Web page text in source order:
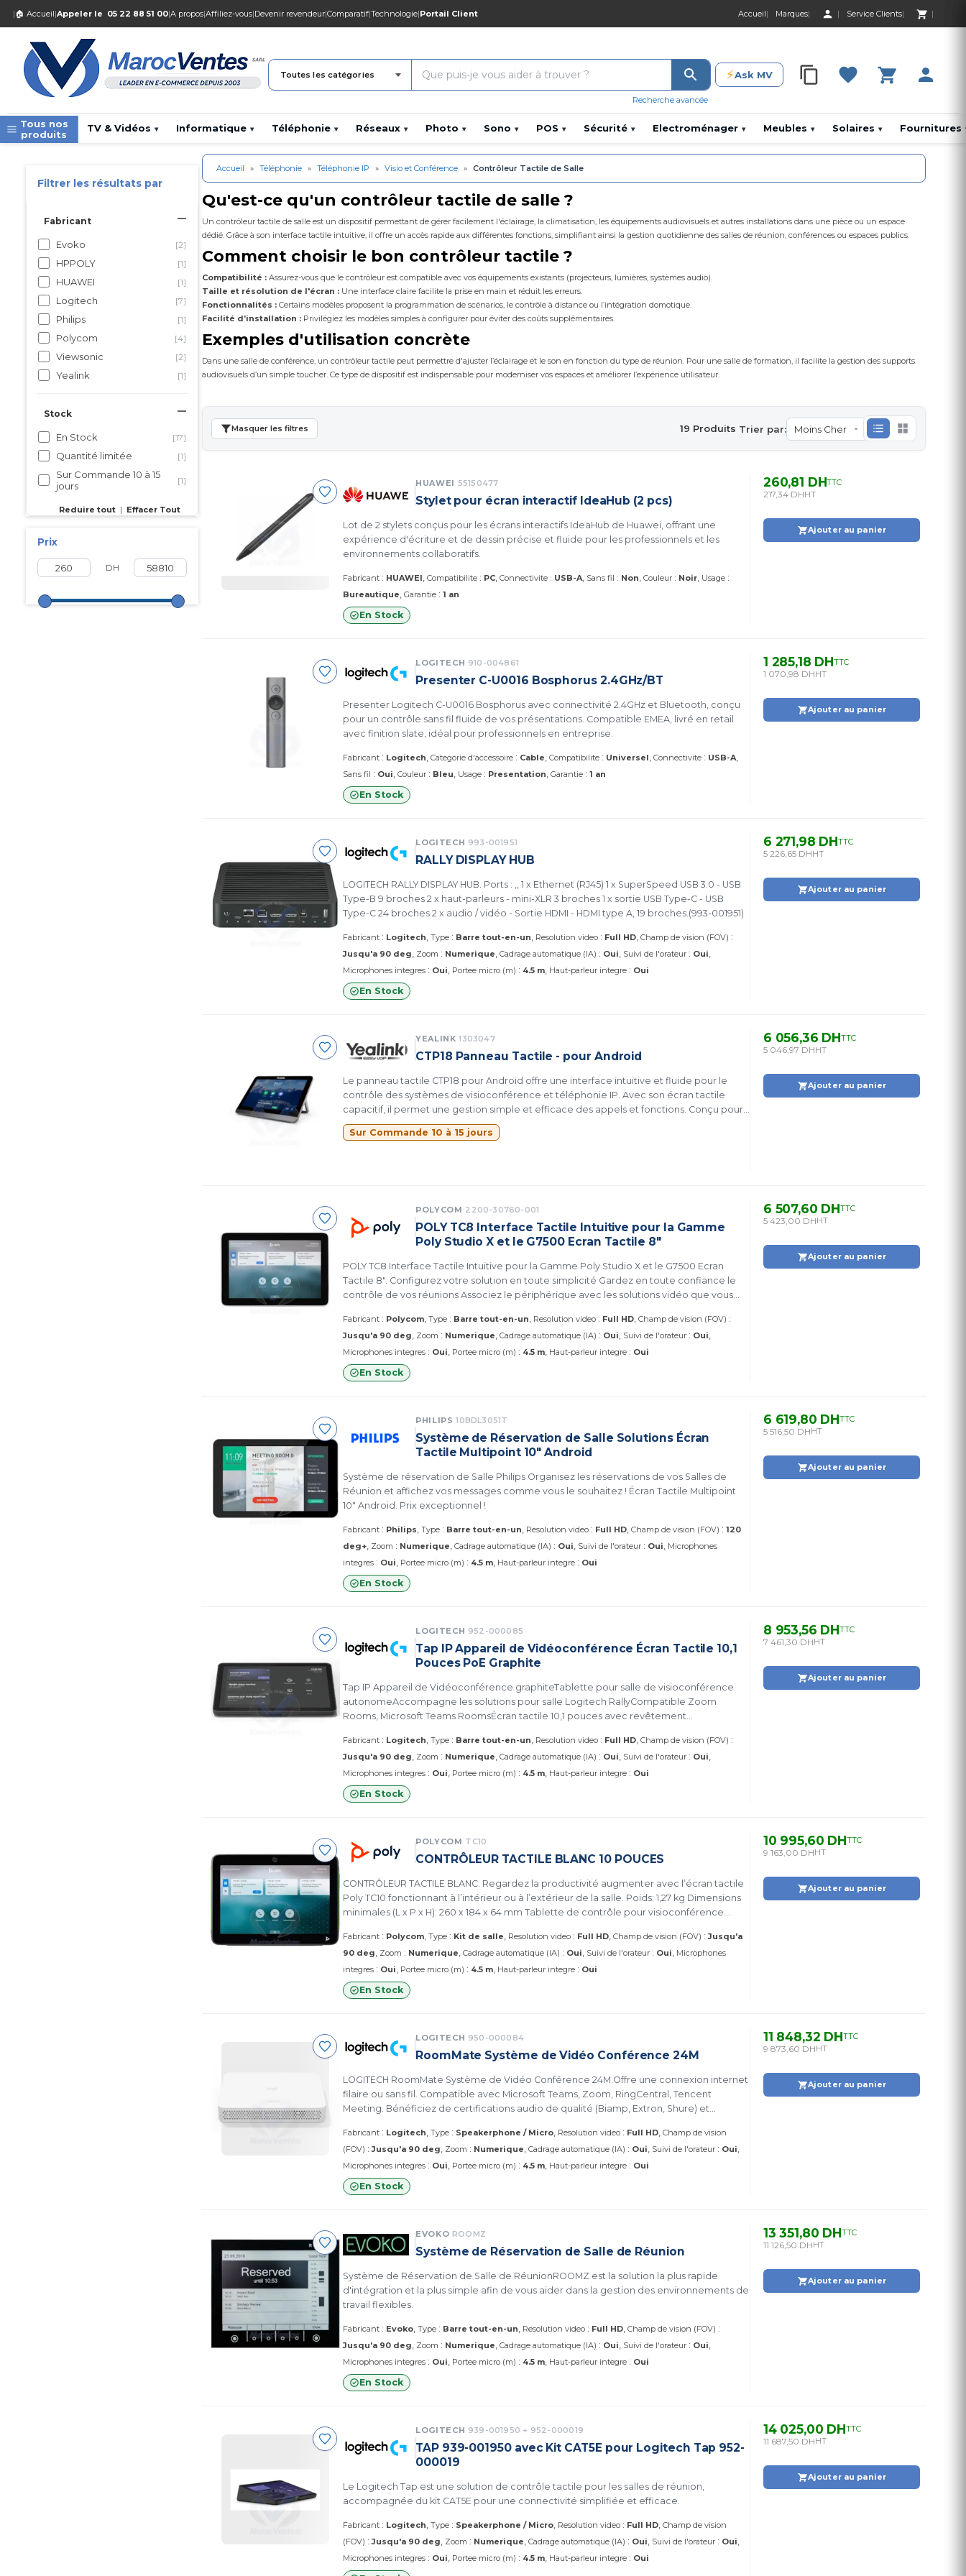
| 🏠 Accueil|Appeler le 05 22 88 51 00|A propos|Affiliez-vous|Devenir revendeur|Comparatif|Technologie|Portail Client Accueil Marques Service Clients
0 Produit 0,00
Toutes les catégories
Recherche avancée
⚡Ask MV 0 Produit 0,00 DH
Tous nos
produits
TV & Vidéos ▾ Informatique ▾ Téléphonie ▾ Réseaux ▾ Photo ▾ Sono ▾ POS ▾ Sécurité ▾ Electroménager ▾ Meubles ▾ Solaires ▾ Fournitures
Filtrer les résultats par
Fabricant
Evoko [2]
HPPOLY [1]
HUAWEI [1]
Logitech [7]
Philips [1]
Polycom [4]
Viewsonic [2]
Yealink [1]
Stock
En Stock [17]
Quantité limitée [1]
Sur Commande 10 à 15
jours
[1]
Reduire tout | Effacer Tout
Prix
DH
Accueil » Téléphonie » Téléphonie IP » Visio et Conférence » Contrôleur Tactile de Salle
Qu'est-ce qu'un contrôleur tactile de salle ?
Un contrôleur tactile de salle est un dispositif permettant de gérer facilement l'éclairage, la climatisation, les équipements audiovisuels et autres installations dans une pièce ou un espace
dédié. Grâce à son interface tactile intuitive, il offre un accès rapide aux différentes fonctions, simplifiant ainsi la gestion quotidienne des salles de réunion, conférences ou espaces publics.
Comment choisir le bon contrôleur tactile ?
Compatibilité : Assurez-vous que le contrôleur est compatible avec vos équipements existants (projecteurs, lumières, systèmes audio).
Taille et résolution de l'écran : Une interface claire facilite la prise en main et réduit les erreurs.
Fonctionnalités : Certains modèles proposent la programmation de scénarios, le contrôle à distance ou l’intégration domotique.
Facilité d’installation : Privilégiez les modèles simples à configurer pour éviter des coûts supplémentaires.
Exemples d'utilisation concrète
Dans une salle de conférence, un contrôleur tactile peut permettre d'ajuster l’éclairage et le son en fonction du type de réunion. Pour une salle de formation, il facilite la gestion des supports
audiovisuels d’un simple toucher. Ce type de dispositif est indispensable pour moderniser vos espaces et améliorer l’expérience utilisateur.
Masquer les filtres Trier par:
19 Produits
HUAWEI 55150477
Stylet pour écran interactif IdeaHub (2 pcs)
Lot de 2 stylets conçus pour les écrans interactifs IdeaHub de Huawei, offrant une
expérience d'écriture et de dessin précise et fluide pour les professionnels et les
environnements collaboratifs.
Fabricant : HUAWEI Compatibilite : PC Connectivite : USB-A Sans fil : Non Couleur : Noir Usage :
Bureautique Garantie : 1 an
En Stock
260,81 DHTTC
217,34 DHHT
Ajouter au panier
LOGITECH 910-004861
Presenter C-U0016 Bosphorus 2.4GHz/BT
Presenter Logitech C-U0016 Bosphorus avec connectivité 2.4GHz et Bluetooth, conçu
pour un contrôle sans fil fluide de vos présentations. Compatible EMEA, livré en retail
avec finition slate, idéal pour professionnels en entreprise.
Fabricant : Logitech Categorie d'accessoire : Cable Compatibilite : Universel Connectivite : USB-A
Sans fil : Oui Couleur : Bleu Usage : Presentation Garantie : 1 an
En Stock
1 285,18 DHTTC
1 070,98 DHHT
Ajouter au panier
LOGITECH 993-001951
RALLY DISPLAY HUB
LOGITECH RALLY DISPLAY HUB. Ports : ,, 1 x Ethernet (RJ45) 1 x SuperSpeed ​​USB 3.0 - USB
Type-B 9 broches 2 x haut-parleurs - mini-XLR 3 broches 1 x sortie USB Type-C - USB
Type-C 24 broches 2 x audio / vidéo - Sortie HDMI - HDMI type A, 19 broches.(993-001951)
Fabricant : Logitech Type : Barre tout-en-un Resolution video : Full HD Champ de vision (FOV) :
Jusqu'a 90 deg Zoom : Numerique Cadrage automatique (IA) : Oui Suivi de l'orateur : Oui
Microphones integres : Oui Portee micro (m) : 4.5 m Haut-parleur integre : Oui
En Stock
6 271,98 DHTTC
5 226,65 DHHT
Ajouter au panier
YEALINK1303047
CTP18 Panneau Tactile - pour Android
Le panneau tactile CTP18 pour Android offre une interface intuitive et fluide pour le
contrôle des systèmes de visioconférence et téléphonie IP. Avec son écran tactile
capacitif, il permet une gestion simple et efficace des appels et fonctions. Conçu pour
une intégration professionnelle, il améliore la productivité et l'expérience utilisateur.
Sur Commande 10 à 15 jours
6 056,36 DHTTC
5 046,97 DHHT
Ajouter au panier
POLYCOM 2200-30760-001
POLY TC8 Interface Tactile Intuitive pour la Gamme
Poly Studio X et le G7500 Ecran Tactile 8"
POLY TC8 Interface Tactile Intuitive pour la Gamme Poly Studio X et le G7500 Ecran
Tactile 8". Configurez votre solution en toute simplicité Gardez en toute confiance le
contrôle de vos réunions Associez le périphérique avec les solutions vidéo que vous
Fabricant : Polycom Type : Barre tout-en-un Resolution video : Full HD Champ de vision (FOV) :
Jusqu'a 90 deg Zoom : Numerique Cadrage automatique (IA) : Oui Suivi de l'orateur : Oui
Microphones integres : Oui Portee micro (m) : 4.5 m Haut-parleur integre : Oui
En Stock
6 507,60 DHTTC
5 423,00 DHHT
Ajouter au panier
PHILIPS10BDL3051T
Système de Réservation de Salle Solutions Écran
Tactile Multipoint 10" Android
Système de réservation de Salle Philips Organisez les réservations de vos Salles de
Réunion et affichez vos messages comme vous le souhaitez ! Écran Tactile Multipoint
10" Android. Prix exceptionnel !
Fabricant : Philips Type : Barre tout-en-un Resolution video : Full HD Champ de vision (FOV) : 120
deg+ Zoom : Numerique Cadrage automatique (IA) : Oui Suivi de l'orateur : Oui Microphones
integres : Oui Portee micro (m) : 4.5 m Haut-parleur integre : Oui
En Stock
6 619,80 DHTTC
5 516,50 DHHT
Ajouter au panier
LOGITECH 952-000085
Tap IP Appareil de Vidéoconférence Écran Tactile 10,1
Pouces PoE Graphite
Tap IP Appareil de Vidéoconférence graphiteTablette pour salle de visioconférence
autonomeAccompagne les solutions pour salle Logitech RallyCompatible Zoom
Rooms, Microsoft Teams RoomsÉcran tactile 10,1 pouces avec revêtement
un câble Ethernet et WifiAlimentation par Ethernet PoEOptions de fixation multiples
(accessoires non fournis) (952-000085)
Fabricant : Logitech Type : Barre tout-en-un Resolution video : Full HD Champ de vision (FOV) :
Jusqu'a 90 deg Zoom : Numerique Cadrage automatique (IA) : Oui Suivi de l'orateur : Oui
Microphones integres : Oui Portee micro (m) : 4.5 m Haut-parleur integre : Oui
En Stock
8 953,56 DHTTC
7 461,30 DHHT
Ajouter au panier
POLYCOM TC10
CONTRÔLEUR TACTILE BLANC 10 POUCES
CONTRÔLEUR TACTILE BLANC. Regardez la productivité augmenter avec l’écran tactile
Poly TC10 fonctionnant à l’intérieur ou à l’extérieur de la salle. Poids: 1,27 kg Dimensions
minimales (L x P x H): 260 x 184 x 64 mm Tablette de contrôle pour visioconférence
Fabricant : Polycom Type : Kit de salle Resolution video : Full HD Champ de vision (FOV) :Jusqu'a
90 deg Zoom : Numerique Cadrage automatique (IA) : Oui Suivi de l'orateur : Oui Microphones
integres : Oui Portee micro (m) : 4.5 m Haut-parleur integre : Oui
En Stock
10 995,60 DHTTC
9 163,00 DHHT
Ajouter au panier
LOGITECH 950-000084
RoomMate Système de Vidéo Conférence 24M
LOGITECH RoomMate Système de Vidéo Conférence 24M.Offre une connexion internet
filaire ou sans fil. Compatible avec Microsoft Teams, Zoom, RingCentral, Tencent
Meeting. Bénéficiez de certifications audio de qualité (Biamp, Extron, Shure) et
entrée HDMI, 3 ports USB, réseau Ethernet, WiFi, et contrôle à distance Bluetooth. (950-
000084)
Fabricant : Logitech Type : Speakerphone / Micro Resolution video : Full HD Champ de vision
(FOV) :Jusqu'a 90 deg Zoom : Numerique Cadrage automatique (IA) : Oui Suivi de l'orateur : Oui
Microphones integres : Oui Portee micro (m) : 4.5 m Haut-parleur integre : Oui
En Stock
11 848,32 DHTTC
9 873,60 DHHT
Ajouter au panier
EVOKO ROOMZ
Système de Réservation de Salle de Réunion
Système de Réservation de Salle de RéunionROOMZ est la solution la plus rapide
d'intégration et la plus simple afin de vous aider dans la gestion des environnements de
travail flexibles.
Fabricant : Evoko Type : Barre tout-en-un Resolution video : Full HD Champ de vision (FOV) :
Jusqu'a 90 deg Zoom : Numerique Cadrage automatique (IA) : Oui Suivi de l'orateur : Oui
Microphones integres : Oui Portee micro (m) : 4.5 m Haut-parleur integre : Oui
En Stock
13 351,80 DHTTC
11 126,50 DHHT
Ajouter au panier
LOGITECH 939-001950 + 952-000019
TAP 939-001950 avec Kit CAT5E pour Logitech Tap 952-
000019
Le Logitech Tap est une solution de contrôle tactile pour les salles de réunion,
accompagnée du kit CAT5E pour une connectivité simplifiée et efficace.
Fabricant : Logitech Type : Speakerphone / Micro Resolution video : Full HD Champ de vision
(FOV) :Jusqu'a 90 deg Zoom : Numerique Cadrage automatique (IA) : Oui Suivi de l'orateur : Oui
Microphones integres : Oui Portee micro (m) : 4.5 m Haut-parleur integre : Oui
14 025,00 DHTTC
11 687,50 DHHT
Ajouter au panier